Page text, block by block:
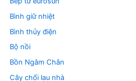
Bình giữ nhiệt
Bình thủy điện
Bộ nồi
Bồn Ngâm Chân
Cây chổi lau nhà